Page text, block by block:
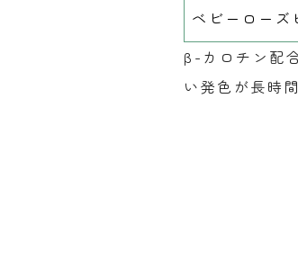
ベビーローズ
β-カロチン配
い発色が長時